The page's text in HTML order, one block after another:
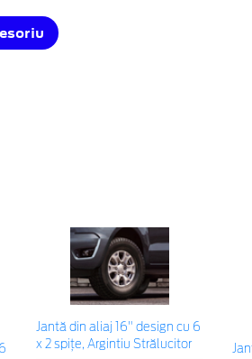
Jantă din aliaj 16" design cu 6
x 2 spiţe, Argintiu Strălucitor